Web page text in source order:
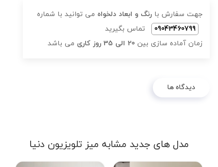
جهت سفارش با رنگ و ابعاد دلخواه می توانید با شماره
09043460799
تماس بگیرید
زمان آماده سازی بین 20 الی 35 روز کاری می باشد
دیدگاه ها
مدل های جدید مشابه میز تلویزیون دنیا